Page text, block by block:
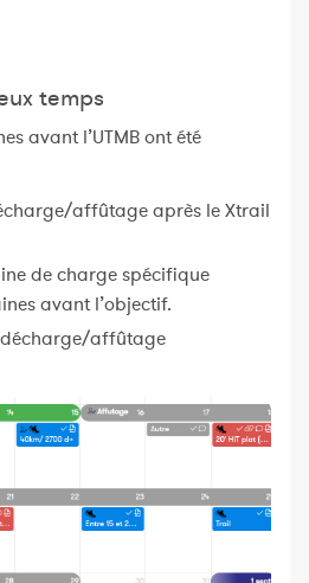
temps
avant l’UTMB ont été
affûtage après le Xtrail
de charge spécifique
avant l’objectif.
décharge/affûtage